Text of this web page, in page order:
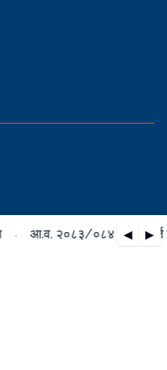
◀ ▶
आ.व. २०८३/०८४ को पदपूर्ति